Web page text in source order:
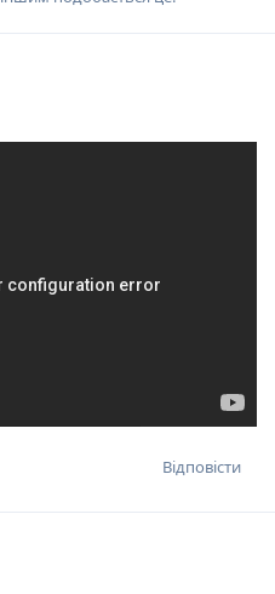
Відповісти